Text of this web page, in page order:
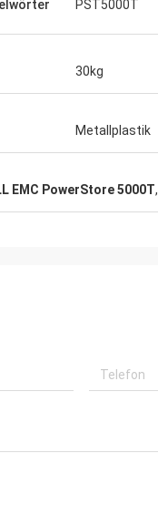
PST5000T
30kg
Metallplastik
EMC PowerStore 5000T,